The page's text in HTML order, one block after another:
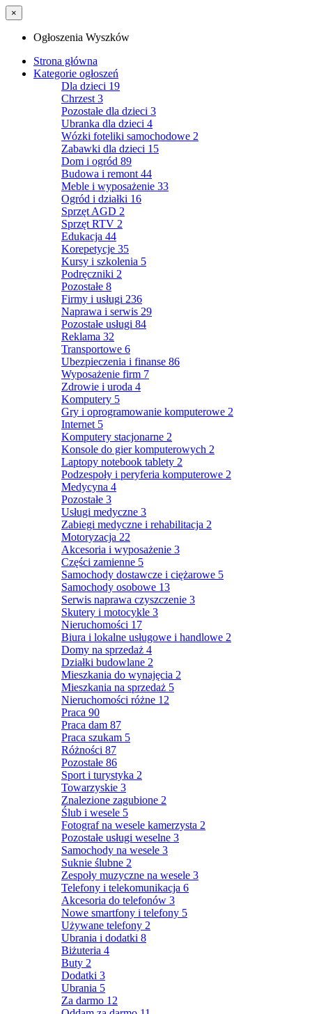
×
Ogłoszenia Wyszków
Strona główna
Kategorie ogłoszeń
Dla dzieci 19
Chrzest 3
Pozostałe dla dzieci 3
Ubranka dla dzieci 4
Wózki foteliki samochodowe 2
Zabawki dla dzieci 15
Dom i ogród 89
Budowa i remont 44
Meble i wyposażenie 33
Ogród i działki 16
Sprzęt AGD 2
Sprzęt RTV 2
Edukacja 44
Korepetycje 35
Kursy i szkolenia 5
Podręczniki 2
Pozostałe 8
Firmy i usługi 236
Naprawa i serwis 29
Pozostałe usługi 84
Reklama 32
Transportowe 6
Ubezpieczenia i finanse 86
Wyposażenie firm 7
Zdrowie i uroda 4
Komputery 5
Gry i oprogramowanie komputerowe 2
Internet 5
Komputery stacjonarne 2
Konsole do gier komputerowych 2
Laptopy notebook tablety 2
Podzespoły i peryferia komputerowe 2
Medycyna 4
Pozostałe 3
Usługi medyczne 3
Zabiegi medyczne i rehabilitacja 2
Motoryzacja 22
Akcesoria i wyposażenie 3
Części zamienne 5
Samochody dostawcze i ciężarowe 5
Samochody osobowe 13
Serwis naprawa czyszczenie 3
Skutery i motocykle 3
Nieruchomości 17
Biura i lokalne usługowe i handlowe 2
Domy na sprzedaż 4
Działki budowlane 2
Mieszkania do wynajęcia 2
Mieszkania na sprzedaż 5
Nieruchomości różne 12
Praca 90
Praca dam 87
Praca szukam 5
Różności 87
Pozostałe 86
Sport i turystyka 2
Towarzyskie 3
Znalezione zagubione 2
Ślub i wesele 5
Fotograf na wesele kamerzysta 2
Pozostałe usługi weselne 3
Samochody na wesele 3
Suknie ślubne 2
Zespoły muzyczne na wesele 3
Telefony i telekomunikacja 6
Akcesoria do telefonów 3
Nowe smartfony i telefony 5
Używane telefony 2
Ubrania i dodatki 8
Biżuteria 4
Buty 2
Dodatki 3
Ubrania 5
Za darmo 12